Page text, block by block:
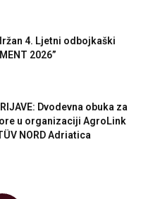
4. Ljetni odbojkaški
2026”
Dvodevna obuka za
u organizaciji AgroLink
NORD Adriatica